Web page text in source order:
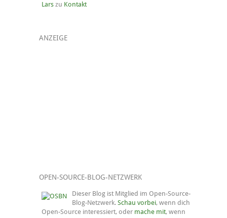
Larszu Kontakt
ANZEIGE
OPEN-SOURCE-BLOG-NETZWERK
Dieser Blog ist Mitglied im Open-Source-
Blog-Netzwerk. Schau vorbei, wenn dich
Open-Source interessiert, oder mache mit, wenn